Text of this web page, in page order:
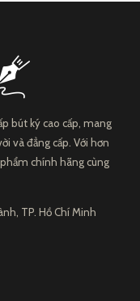
bút ký cao cấp, mang
và đẳng cấp. Với hơn
chính hãng cùng
TP. Hồ Chí Minh